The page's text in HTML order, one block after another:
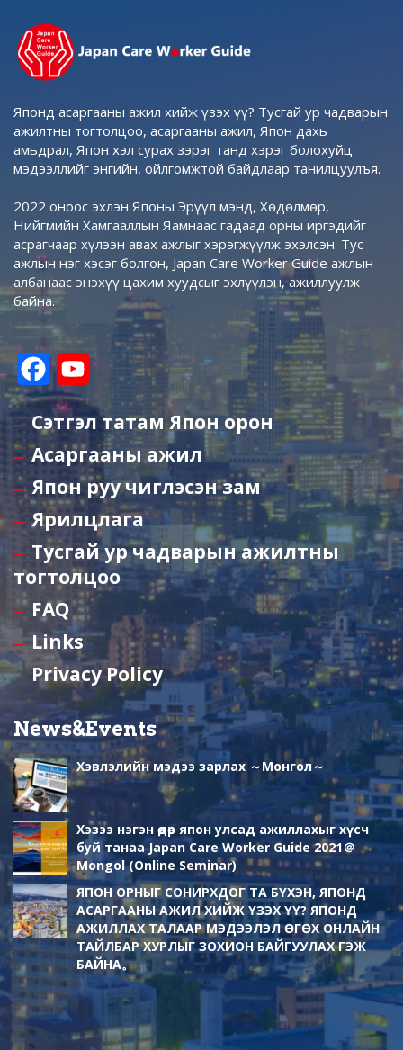
Японд асаргааны ажил хийж үзэх үү? Тусгай ур чадварын
ажилтны тогтолцоо, асаргааны ажил, Япон дахь
амьдрал, Япон хэл сурах зэрэг танд хэрэг болохуйц
мэдээллийг энгийн, ойлгомжтой байдлаар танилцуулъя.
2022 оноос эхлэн Японы Эрүүл мэнд, Хөдөлмөр,
Нийгмийн Хамгааллын Яамнаас гадаад орны иргэдийг
асрагчаар хүлээн авах ажлыг хэрэгжүүлж эхэлсэн. Тус
ажлын нэг хэсэг болгон, Japan Care Worker Guide ажлын
албанаас энэхүү цахим хуудсыг эхлүүлэн, ажиллуулж
байна.
F
a
c
e
b
o
o
k
Y
o
u
T
u
b
e
C
h
a
n
e
l
Сэтгэл татам Япон орон
Асаргааны ажил
Япон руу чиглэсэн зам
Ярилцлага
Тусгай ур чадварын ажилтны
тогтолцоо
FAQ
Links
Privacy Policy
News&Events
Хэвлэлийн мэдээ зарлах ～Монгол～
Хэзээ нэгэн өдөр япон улсад ажиллахыг хүсч
буй танаа Japan Care Worker Guide 2021＠
Mongol (Online Seminar)
ЯПОН ОРНЫГ СОНИРХДОГ ТА БҮХЭН, ЯПОНД
АСАРГААНЫ АЖИЛ ХИЙЖ ҮЗЭХ ҮҮ? ЯПОНД
АЖИЛЛАХ ТАЛААР МЭДЭЭЛЭЛ ӨГӨХ ОНЛАЙН
ТАЙЛБАР ХУРЛЫГ ЗОХИОН БАЙГУУЛАХ ГЭЖ
БАЙНА。